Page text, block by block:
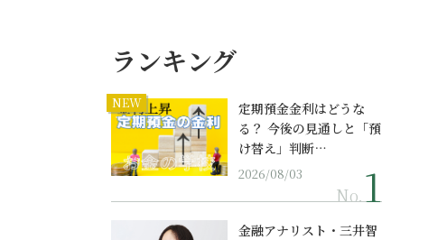
ランキング
NEW
定期預金金利はどうな
る？ 今後の見通しと「預
け替え」判断…
2026/08/03
No.
金融アナリスト・三井智